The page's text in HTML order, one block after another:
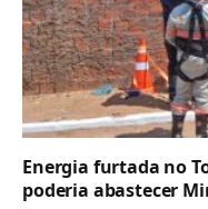
Energia furtada no
poderia abastecer